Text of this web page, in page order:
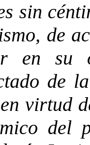
sin
de
en su
de
virtud
del